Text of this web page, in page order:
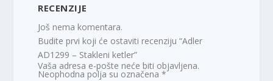
RECENZIJE
Još nema komentara.
Budite prvi koji će ostaviti recenziju “Adler
AD1299 – Stakleni ketler”
Vaša adresa e-pošte neće biti objavljena.
Neophodna polja su označena*